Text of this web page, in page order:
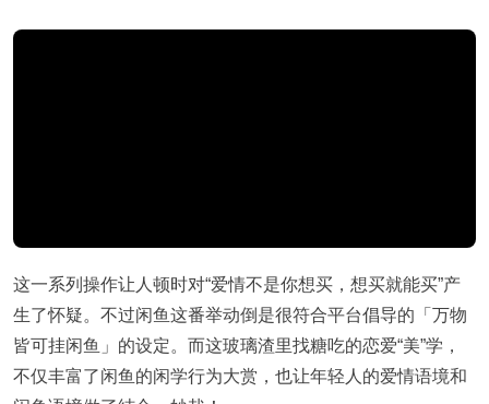
这一系列操作让人顿时对“爱情不是你想买，想买就能买”产
生了怀疑。不过闲鱼这番举动倒是很符合平台倡导的「万物
皆可挂闲鱼」的设定。而这玻璃渣里找糖吃的恋爱“美”学，
不仅丰富了闲鱼的闲学行为大赏，也让年轻人的爱情语境和